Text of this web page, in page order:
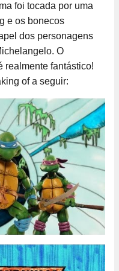
foi tocada por uma
e os bonecos
dos personagens
O
realmente fantástico!
of a seguir: